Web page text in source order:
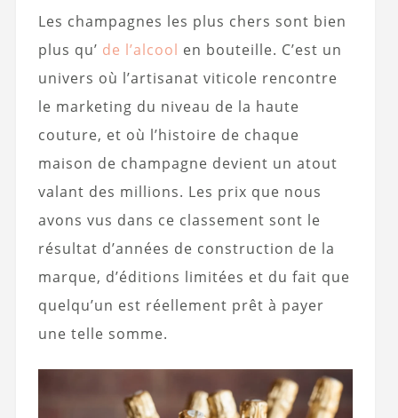
Les champagnes les plus chers sont bien
plus qu’ de l’alcool en bouteille. C’est un
univers où l’artisanat viticole rencontre
le marketing du niveau de la haute
couture, et où l’histoire de chaque
maison de champagne devient un atout
valant des millions. Les prix que nous
avons vus dans ce classement sont le
résultat d’années de construction de la
marque, d’éditions limitées et du fait que
quelqu’un est réellement prêt à payer
une telle somme.